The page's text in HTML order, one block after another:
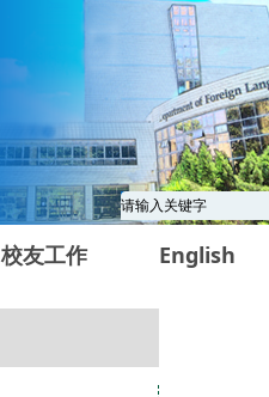
校友工作 English